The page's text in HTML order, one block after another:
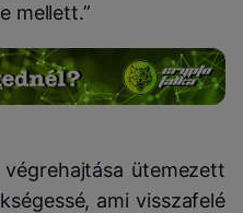
mellett.”
ütemezett
ami visszafelé